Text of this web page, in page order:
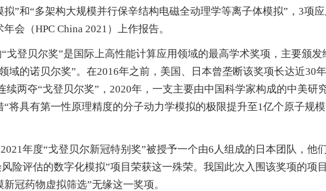
”和“多架构大规模并行保辛结构电磁全动理学等离子体模拟”，3项
会（HPC China 2021）上作报告。
戈登贝尔奖”是国际上高性能计算应用领域的最高学术奖项，主要颁
域的诺贝尔奖”。在2016年之前，美国、日本曾垄断该奖项长达近30
续两夺“戈登贝尔奖”，2020年，一支主要由中国科学家构成的中美研
将具有第一性原理精度的分子动力学模拟的极限提升至1亿个原子规
年度“戈登贝尔新冠特别奖”被授予一个由6人组成的日本团队，他
险评估的数字化模拟”项目荣获这一殊荣。我国此次入围该奖项的项
冠药物虚拟筛选”无缘这一奖项。